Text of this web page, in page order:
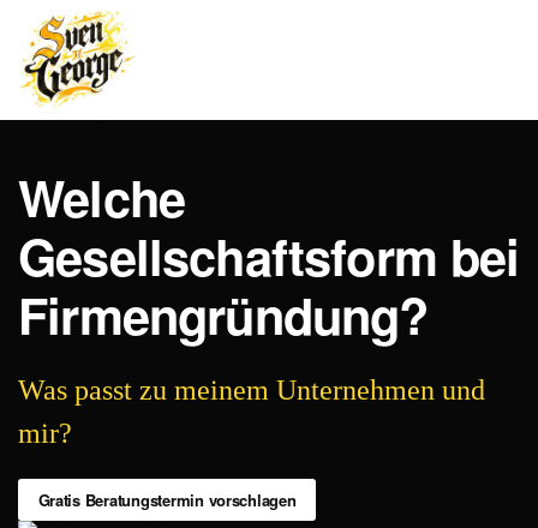
Zum
Hauptinhalt
springen
Welche
Gesellschaftsform bei
Firmengründung?
Was passt zu meinem Unternehmen und
mir?
Gratis Beratungstermin vorschlagen